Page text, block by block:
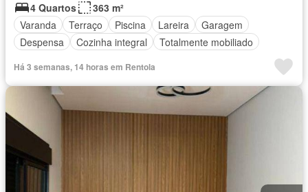
4 Quartos
363 m²
Varanda
Terraço Piscina Lareira
Garagem
Despensa
Cozinha integral Totalmente mobiliado
Há 3 semanas, 14 horas em Rentola